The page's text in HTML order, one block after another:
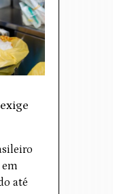
até